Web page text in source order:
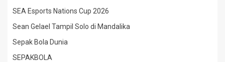
SEA Esports Nations Cup 2026
Sean Gelael Tampil Solo di Mandalika
Sepak Bola Dunia
SEPAKBOLA